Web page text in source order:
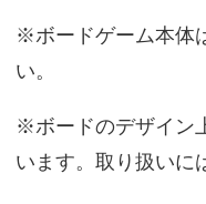
※ボードゲーム本体
い。
※ボードのデザイン
います。取り扱いに